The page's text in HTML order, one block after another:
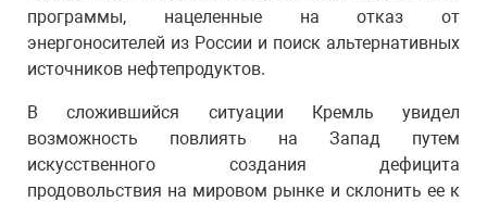
программы, нацеленные на отказ от
энергоносителей из России и поиск альтернативных
источников нефтепродуктов.
В сложившийся ситуации Кремль увидел
возможность повлиять на Запад путем
искусственного создания дефицита
продовольствия на мировом рынке и склонить ее к